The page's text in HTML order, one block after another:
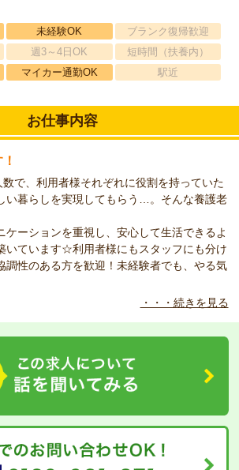
未経験OK
ブランク復帰歓迎
週3～4日OK
短時間（扶養内）
マイカー通勤OK 駅近
お仕事内容
で、利用者様それぞれに役割を持っていた
い暮らしを実現してもらう…。そんな養護老
ケーションを重視し、安心して生活できるよ
いています☆利用者様にもスタッフにも分け
調性のある方を歓迎！未経験者でも、やる気
UPの可能性もアリ！
の教室「ほっと倶楽部」で介護職員初任者研
ャリアアップに役立つ資格を実質無料で受講
あり）資格を取得して時給もUP♪
格取得をお考えの方向けに、受講料キャッ
います。（※別途規定あり。当社での派遣就
い合わせ下さい。
・・・続きを見る